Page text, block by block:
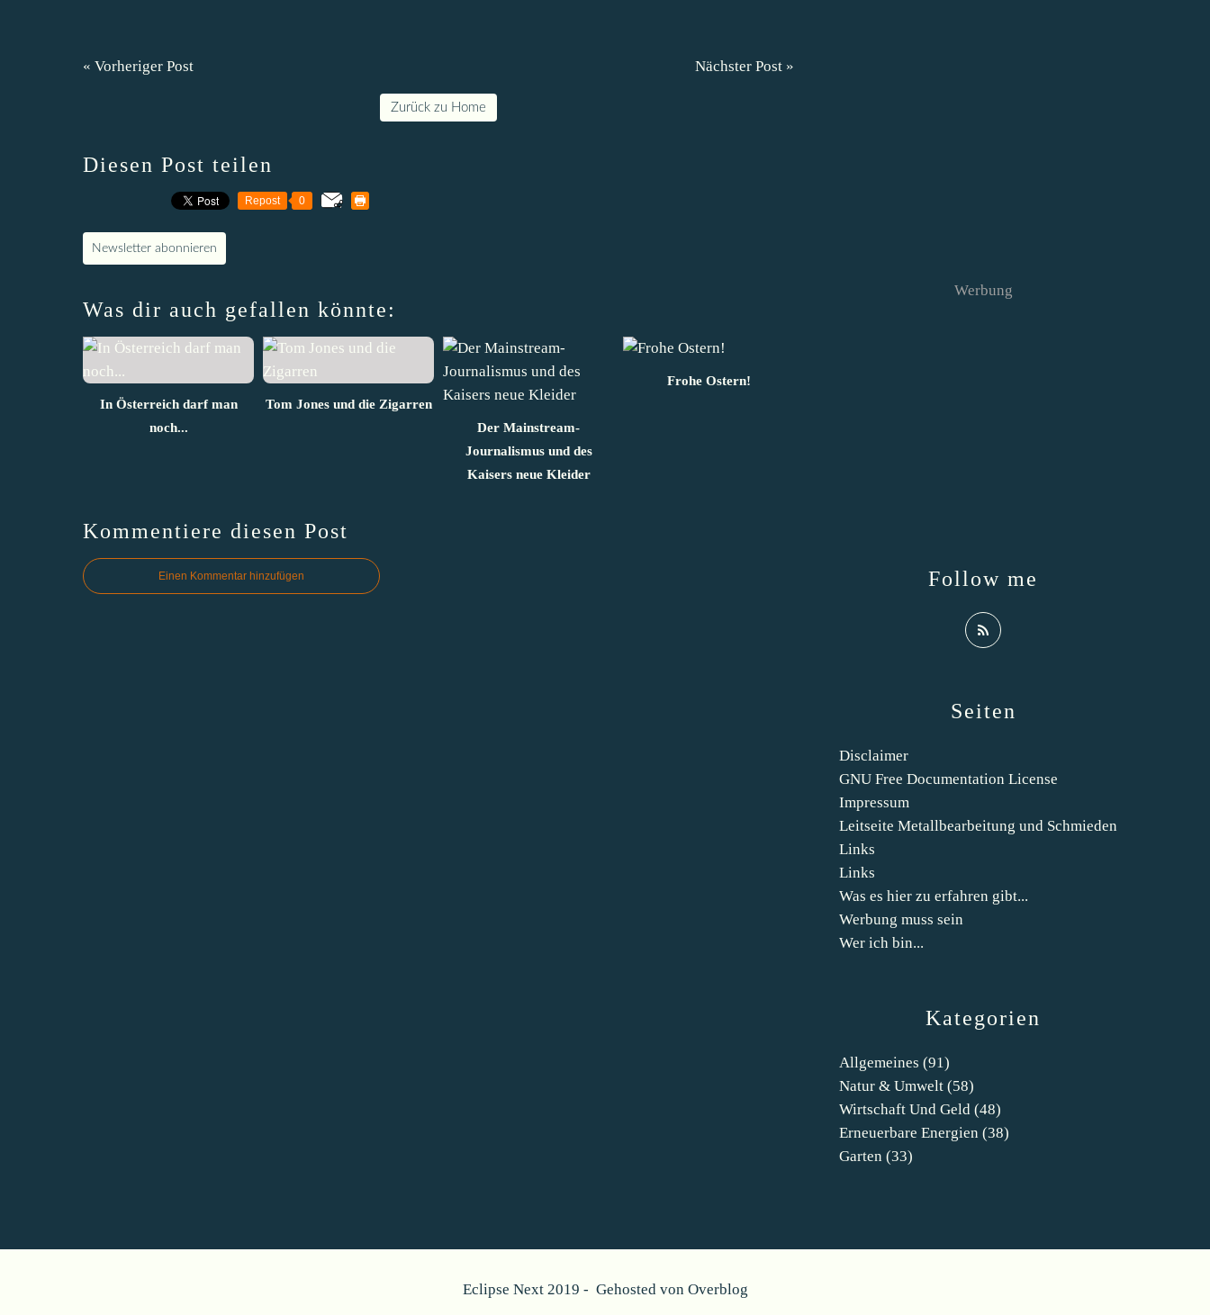
« Vorheriger Post Nächster Post »
Zurück zu Home
Diesen Post teilen
Repost 0
Newsletter abonnieren
Was dir auch gefallen könnte:
In Österreich darf man
noch...
Tom Jones und die Zigarren
Der Mainstream-
Journalismus und des
Kaisers neue Kleider
Frohe Ostern!
Kommentiere diesen Post
Einen Kommentar hinzufügen
Kategorien
Allgemeines (91)
Natur & Umwelt (58)
Wirtschaft Und Geld (48)
Erneuerbare Energien (38)
Garten (33)
Seiten
Disclaimer
GNU Free Documentation License
Impressum
Leitseite Metallbearbeitung und Schmieden
Links
Links
Was es hier zu erfahren gibt...
Werbung muss sein
Wer ich bin...
Follow me
Werbung
Eclipse Next 2019 - Gehosted von Overblog